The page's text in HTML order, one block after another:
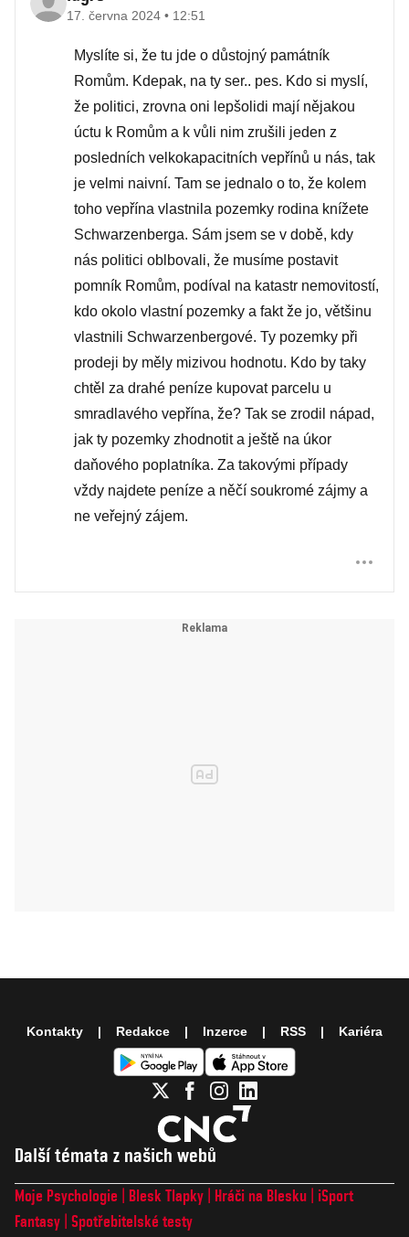
17. června 2024 • 12:51
Myslíte si, že tu jde o důstojný památník
Romům. Kdepak, na ty ser.. pes. Kdo si myslí,
že politici, zrovna oni lepšolidi mají nějakou
úctu k Romům a k vůli nim zrušili jeden z
posledních velkokapacitních vepřínů u nás, tak
je velmi naivní. Tam se jednalo o to, že kolem
toho vepřína vlastnila pozemky rodina knížete
Schwarzenberga. Sám jsem se v době, kdy
nás politici oblbovali, že musíme postavit
pomník Romům, podíval na katastr nemovitostí,
kdo okolo vlastní pozemky a fakt že jo, většinu
vlastnili Schwarzenbergové. Ty pozemky při
prodeji by měly mizivou hodnotu. Kdo by taky
chtěl za drahé peníze kupovat parcelu u
smradlavého vepřína, že? Tak se zrodil nápad,
jak ty pozemky zhodnotit a ještě na úkor
daňového poplatníka. Za takovými případy
vždy najdete peníze a něčí soukromé zájmy a
ne veřejný zájem.
Další témata z našich webů
Moje Psychologie Blesk Tlapky Hráči na Blesku
iSport
Fantasy Spotřebitelské testy
Kontakty Redakce Inzerce RSS Kariéra